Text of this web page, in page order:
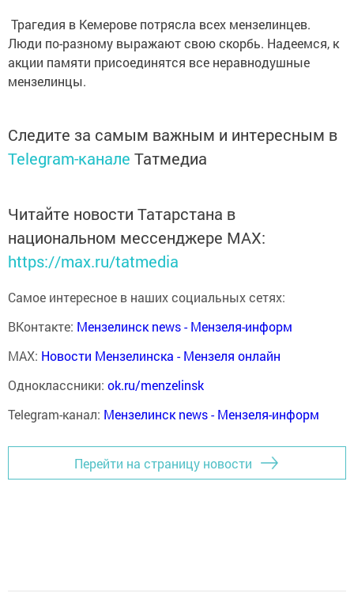
Трагедия в Кемерове потрясла всех мензелинцев.
Люди по-разному выражают свою скорбь. Надеемся, к
акции памяти присоединятся все неравнодушные
мензелинцы.
Следите за самым важным и интересным в
Telegram-канале Татмедиа
Читайте новости Татарстана в
национальном мессенджере MАХ:
https://max.ru/tatmedia
Самое интересное в наших социальных сетях:
ВКонтакте: Мензелинск news - Мензеля-информ
MAX: Новости Мензелинска - Мензеля онлайн
Одноклассники: ok.ru/menzelinsk
Telegram-канал: Мензелинск news - Мензеля-информ
Перейти на страницу новости